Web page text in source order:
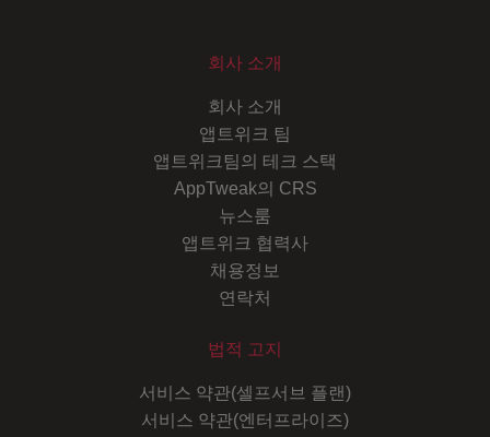
회사 소개
회사 소개
앱트위크 팀
앱트위크팀의 테크 스택
AppTweak의 CRS
뉴스룸
앱트위크 협력사
채용정보
연락처
법적 고지
서비스 약관(셀프서브 플랜)
서비스 약관(엔터프라이즈)